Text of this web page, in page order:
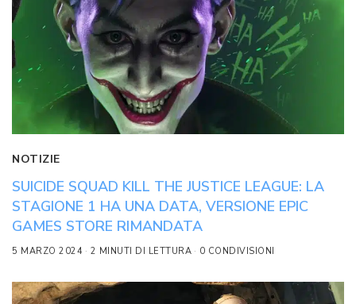
NOTIZIE
SUICIDE SQUAD KILL THE JUSTICE LEAGUE: LA
STAGIONE 1 HA UNA DATA, VERSIONE EPIC
GAMES STORE RIMANDATA
5 MARZO 2024 2 MINUTI DI LETTURA 0 CONDIVISIONI